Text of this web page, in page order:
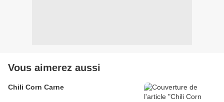
Vous aimerez aussi
Chili Corn Carne